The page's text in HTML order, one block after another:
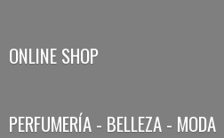
ONLINE SHOP
PERFUMERÍA - BELLEZA - MODA